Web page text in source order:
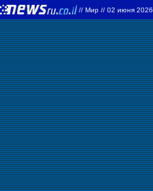
// Мир // 02 июня 2026